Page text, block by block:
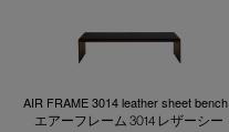
AIR FRAME 3014 leather sheet bench
エアーフレーム 3014 レザーシー